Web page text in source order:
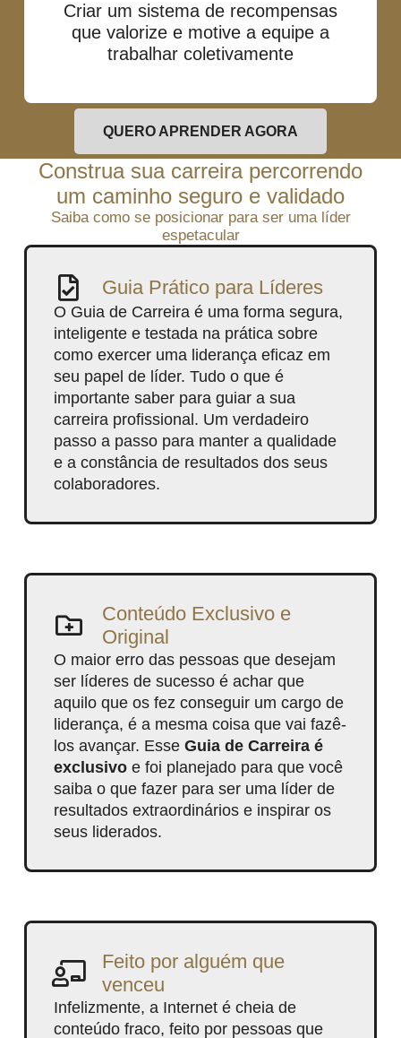
Criar um sistema de recompensas
que valorize e motive a equipe a
trabalhar coletivamente
QUERO APRENDER AGORA
Construa sua carreira percorrendo
um caminho seguro e validado
Saiba como se posicionar para ser uma líder
espetacular
Guia Prático para Líderes
O Guia de Carreira é uma forma segura,
inteligente e testada na prática sobre
como exercer uma liderança eficaz em
seu papel de líder. Tudo o que é
importante saber para guiar a sua
carreira profissional. Um verdadeiro
passo a passo para manter a qualidade
e a constância de resultados dos seus
colaboradores.
Conteúdo Exclusivo e
Original
O maior erro das pessoas que desejam
ser líderes de sucesso é achar que
aquilo que os fez conseguir um cargo de
liderança, é a mesma coisa que vai fazê-
los avançar. Esse Guia de Carreira é
exclusivo e foi planejado para que você
saiba o que fazer para ser uma líder de
resultados extraordinários e inspirar os
seus liderados.
Feito por alguém que
venceu
Infelizmente, a Internet é cheia de
conteúdo fraco, feito por pessoas que